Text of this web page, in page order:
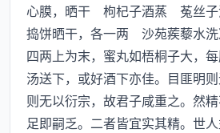
心膜，晒干 枸杞子酒蒸 菟丝子
捣饼晒干，各一两 沙苑蒺藜水
四两上为末，蜜丸如梧桐子大，
汤送下，或好酒下亦佳。目匪明
则无以衍宗，故君子咸重之。然
足即嗣乏。二者皆宜实其精。世人